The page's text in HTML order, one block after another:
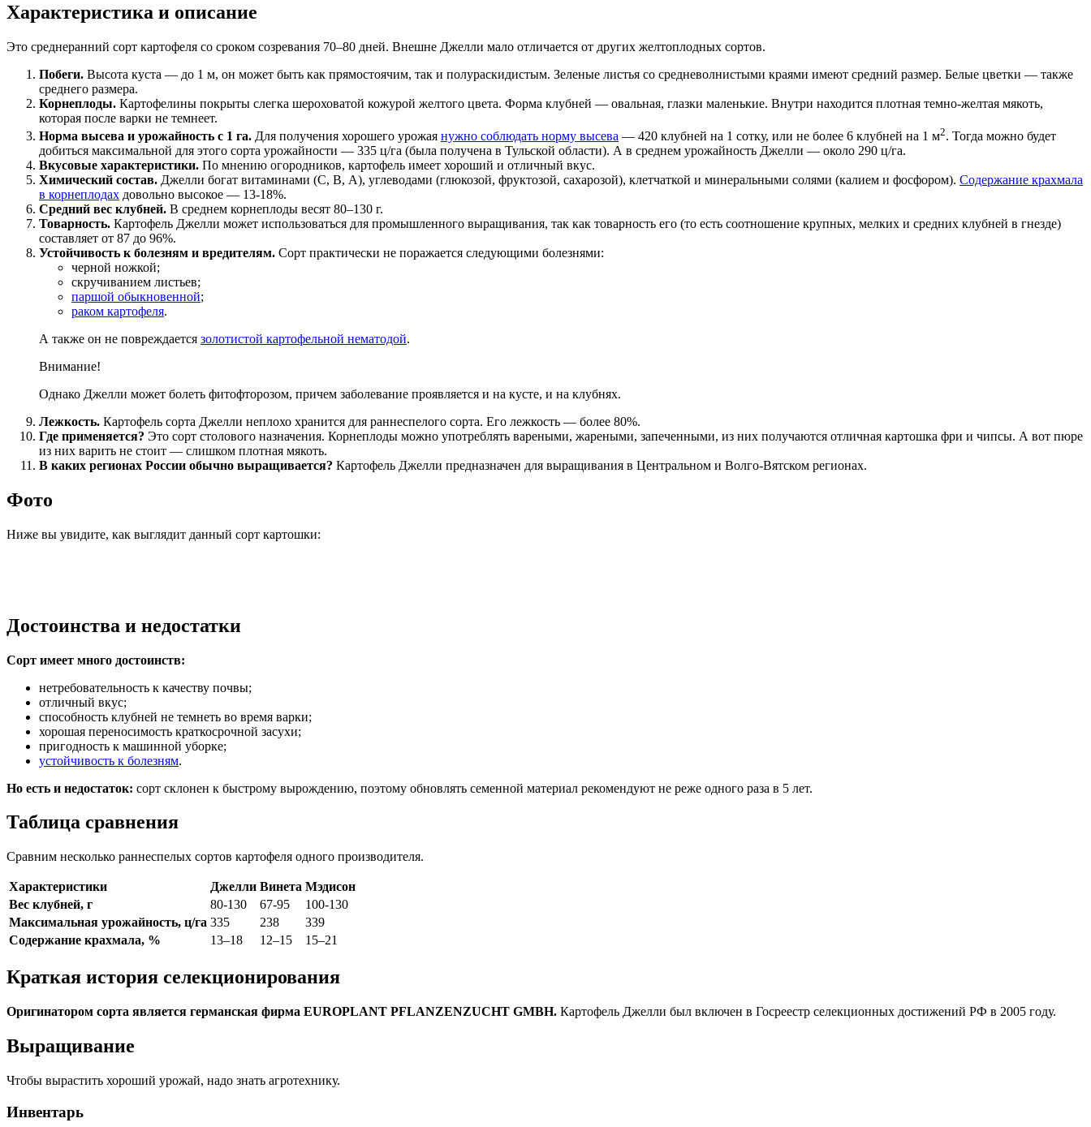
Характеристика и описание
Это среднеранний сорт картофеля со сроком созревания 70–80 дней. Внешне Джелли мало отличается от других желтоплодных сортов.
Побеги. Высота куста — до 1 м, он может быть как прямостоячим, так и полураскидистым. Зеленые листья со средневолнистыми краями имеют средний размер. Белые цветки — также
среднего размера.
Корнеплоды. Картофелины покрыты слегка шероховатой кожурой желтого цвета. Форма клубней — овальная, глазки маленькие. Внутри находится плотная темно-желтая мякоть,
которая после варки не темнеет.
Норма высева и урожайность с 1 га. Для получения хорошего урожая нужно соблюдать норму высева — 420 клубней на 1 сотку, или не более 6 клубней на 1 м2. Тогда можно будет
добиться максимальной для этого сорта урожайности — 335 ц/га (была получена в Тульской области). А в среднем урожайность Джелли — около 290 ц/га.
Вкусовые характеристики. По мнению огородников, картофель имеет хороший и отличный вкус.
Химический состав. Джелли богат витаминами (С, В, А), углеводами (глюкозой, фруктозой, сахарозой), клетчаткой и минеральными солями (калием и фосфором). Содержание крахмала
в корнеплодах довольно высокое — 13-18%.
Средний вес клубней. В среднем корнеплоды весят 80–130 г.
Товарность. Картофель Джелли может использоваться для промышленного выращивания, так как товарность его (то есть соотношение крупных, мелких и средних клубней в гнезде)
составляет от 87 до 96%.
Устойчивость к болезням и вредителям. Сорт практически не поражается следующими болезнями:
черной ножкой;
скручиванием листьев;
паршой обыкновенной;
раком картофеля.
А также он не повреждается золотистой картофельной нематодой.
Внимание!
Однако Джелли может болеть фитофторозом, причем заболевание проявляется и на кусте, и на клубнях.
Лежкость. Картофель сорта Джелли неплохо хранится для раннеспелого сорта. Его лежкость — более 80%.
Где применяется? Это сорт столового назначения. Корнеплоды можно употреблять вареными, жареными, запеченными, из них получаются отличная картошка фри и чипсы. А вот пюре
из них варить не стоит — слишком плотная мякоть.
В каких регионах России обычно выращивается? Картофель Джелли предназначен для выращивания в Центральном и Волго-Вятском регионах.
Фото
Ниже вы увидите, как выглядит данный сорт картошки:
Достоинства и недостатки
Сорт имеет много достоинств:
нетребовательность к качеству почвы;
отличный вкус;
способность клубней не темнеть во время варки;
хорошая переносимость краткосрочной засухи;
пригодность к машинной уборке;
устойчивость к болезням.
Но есть и недостаток: сорт склонен к быстрому вырождению, поэтому обновлять семенной материал рекомендуют не реже одного раза в 5 лет.
Таблица сравнения
Сравним несколько раннеспелых сортов картофеля одного производителя.
Характеристики Джелли Винета Мэдисон
Вес клубней, г
80-130 67-95
100-130
Максимальная урожайность, ц/га 335 238
339
Содержание крахмала, %
13–18 12–15 15–21
Краткая история селекционирования
Оригинатором сорта является германская фирма EUROPLANT PFLANZENZUCHT GMBH. Картофель Джелли был включен в Госреестр селекционных достижений РФ в 2005 году.
Выращивание
Чтобы вырастить хороший урожай, надо знать агротехнику.
Инвентарь